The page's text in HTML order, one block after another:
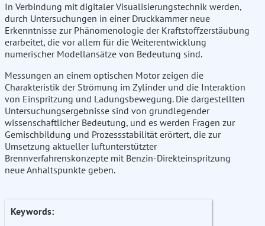
In Verbindung mit digitaler Visualisierungstechnik werden,
durch Untersuchungen in einer Druckkammer neue
Erkenntnisse zur Phänomenologie der Kraftstoffzerstäubung
erarbeitet, die vor allem für die Weiterentwicklung
numerischer Modellansätze von Bedeutung sind.
Messungen an einem optischen Motor zeigen die
Charakteristik der Strömung im Zylinder und die Interaktion
von Einspritzung und Ladungsbewegung. Die dargestellten
Untersuchungsergebnisse sind von grundlegender
wissenschaftlicher Bedeutung, und es werden Fragen zur
Gemischbildung und Prozessstabilität erörtert, die zur
Umsetzung aktueller luftunterstützter
Brennverfahrenskonzepte mit Benzin-Direkteinspritzung
neue Anhaltspunkte geben.
Keywords: